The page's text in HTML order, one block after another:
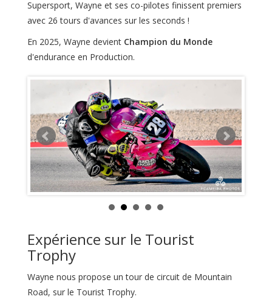
Supersport, Wayne et ses co-pilotes finissent premiers
avec 26 tours d'avances sur les seconds !
En 2025, Wayne devient Champion du Monde
d'endurance en Production.
Expérience sur le Tourist
Trophy
Wayne nous propose un tour de circuit de Mountain
Road, sur le Tourist Trophy.